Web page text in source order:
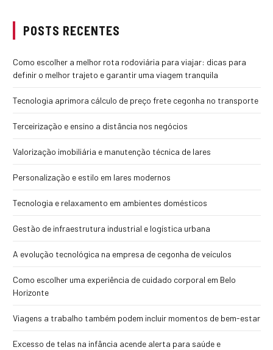
POSTS RECENTES
Como escolher a melhor rota rodoviária para viajar: dicas para
definir o melhor trajeto e garantir uma viagem tranquila
Tecnologia aprimora cálculo de preço frete cegonha no transporte
Terceirização e ensino a distância nos negócios
Valorização imobiliária e manutenção técnica de lares
Personalização e estilo em lares modernos
Tecnologia e relaxamento em ambientes domésticos
Gestão de infraestrutura industrial e logística urbana
A evolução tecnológica na empresa de cegonha de veículos
Como escolher uma experiência de cuidado corporal em Belo
Horizonte
Viagens a trabalho também podem incluir momentos de bem-estar
Excesso de telas na infância acende alerta para saúde e